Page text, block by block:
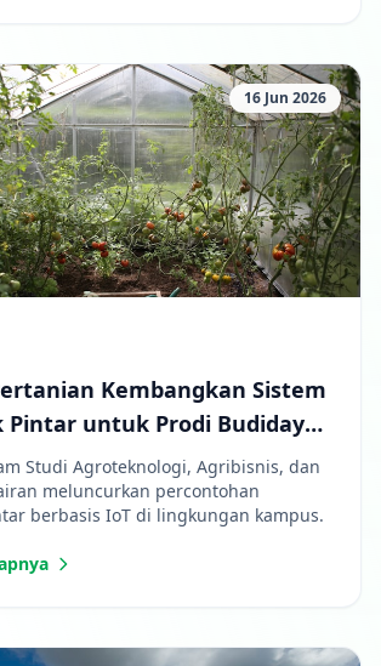
16 Jun 2026
Kembangkan Sistem
Pintar untuk Prodi Budidaya
Studi Agroteknologi, Agribisnis, dan
meluncurkan percontohan
berbasis IoT di lingkungan kampus.